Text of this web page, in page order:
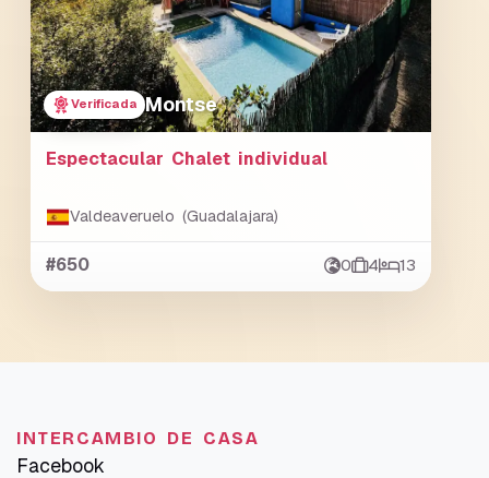
Verificada Montse
Espectacular Chalet individual
Valdeaveruelo (Guadalajara)
#650 0 4 13
INTERCAMBIO DE CASA
Facebook